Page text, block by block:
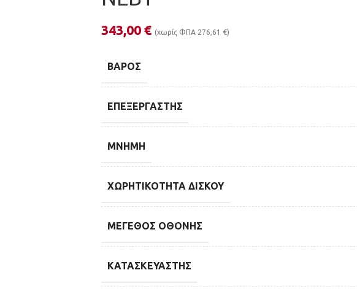
343,00 € (χωρίς ΦΠΑ 276,61 €)
ΒΆΡΟΣ
ΕΠΕΞΕΡΓΑΣΤΉΣ
ΜΝΉΜΗ
ΧΩΡΗΤΙΚΌΤΗΤΑ ΔΊΣΚΟΥ
ΜΈΓΕΘΟΣ ΟΘΌΝΗΣ
ΚΑΤΑΣΚΕΥΑΣΤΉΣ